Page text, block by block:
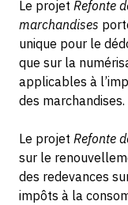
Le projet Refonte
marchandises
unique pour le
que sur la
applicables à
des marchandises.
Le projet Refonte
sur le
des redevances
impôts à la